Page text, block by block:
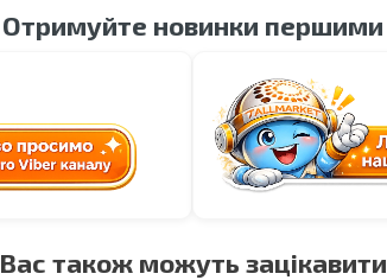
Отримуйте новинки першими
Вас також можуть зацікавити